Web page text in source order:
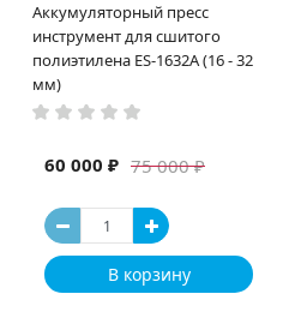
Аккумуляторный пресс
инструмент для сшитого
полиэтилена ES-1632A (16 - 32
мм)
75 000 ₽
60 000 ₽
В корзину